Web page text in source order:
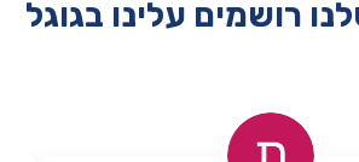
רושמים עלינו בגוגל